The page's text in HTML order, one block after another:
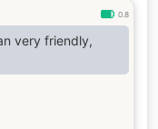
0.8
very friendly,